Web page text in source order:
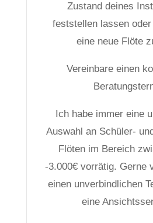
Zustand deines
feststellen lassen
eine neue Flöte
Vereinbare einen
Ich habe immer eine
Auswahl an Schüler-
Flöten im Bereich
-3.000€ vorrätig. Gerne
einen unverbindlichen
eine